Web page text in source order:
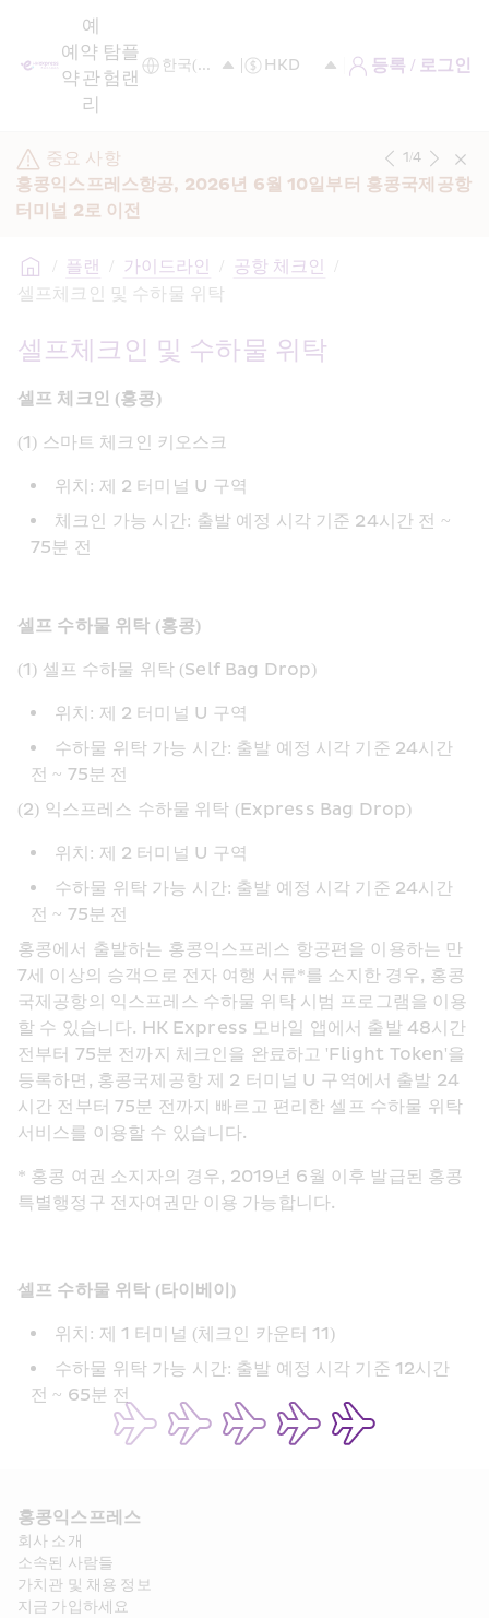
예
약
예
약
관
리
탐
험
플
랜
등록 / 로그인
중요 사항
홍콩익스프레스항공, 2026년 6월 10일부터 홍콩국제공항
터미널 2로 이전
1/4
/ 플랜 / 가이드라인 / 공항 체크인 /
셀프체크인 및 수하물 위탁
셀프체크인 및 수하물 위탁
셀프 체크인 (홍콩)
(1) 스마트 체크인 키오스크
위치: 제 2 터미널 U 구역
체크인 가능 시간: 출발 예정 시각 기준 24시간 전 ~
75분 전
셀프 수하물 위탁 (홍콩)
(1) 셀프 수하물 위탁 (Self Bag Drop)
위치: 제 2 터미널 U 구역
수하물 위탁 가능 시간: 출발 예정 시각 기준 24시간
전 ~ 75분 전
(2) 익스프레스 수하물 위탁 (Express Bag Drop)
위치: 제 2 터미널 U 구역
수하물 위탁 가능 시간: 출발 예정 시각 기준 24시간
전 ~ 75분 전
홍콩에서 출발하는 홍콩익스프레스 항공편을 이용하는 만
7세 이상의 승객으로 전자 여행 서류*를 소지한 경우, 홍콩
국제공항의 익스프레스 수하물 위탁 시범 프로그램을 이용
할 수 있습니다. HK Express 모바일 앱에서 출발 48시간
전부터 75분 전까지 체크인을 완료하고 'Flight Token'을
등록하면, 홍콩국제공항 제 2 터미널 U 구역에서 출발 24
시간 전부터 75분 전까지 빠르고 편리한 셀프 수하물 위탁
서비스를 이용할 수 있습니다.
* 홍콩 여권 소지자의 경우, 2019년 6월 이후 발급된 홍콩
특별행정구 전자여권만 이용 가능합니다.
셀프 수하물 위탁 (타이베이)
위치: 제 1 터미널 (체크인 카운터 11)
수하물 위탁 가능 시간: 출발 예정 시각 기준 12시간
전 ~ 65분 전
홍콩익스프레스​
회사 소개​
소속된 사람들
가치관 및 채용 정보​
지금 가입하세요